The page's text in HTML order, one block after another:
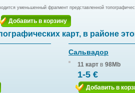
уменьшенный фрагмент представленной
Добавить в корзину
карт, в районе
Сальвадор
11 карт в 98Mb
1-5 €
Добавить в